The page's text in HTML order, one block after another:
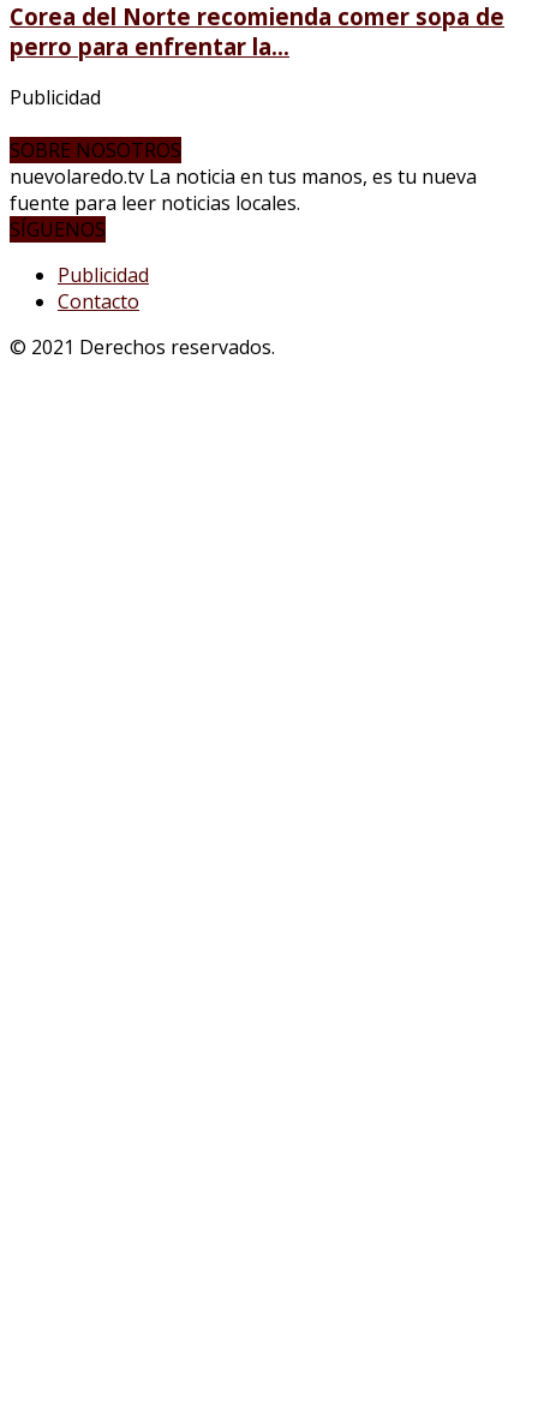
Corea del Norte recomienda comer sopa de
perro para enfrentar la...
Publicidad
SOBRE NOSOTROS
nuevolaredo.tv La noticia en tus manos, es tu nueva
fuente para leer noticias locales.
SÍGUENOS
Publicidad
Contacto
© 2021 Derechos reservados.